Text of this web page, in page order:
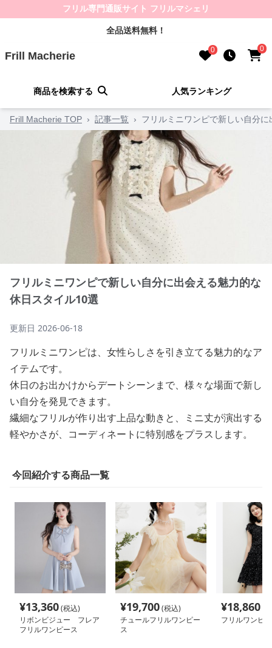
フリル専門通販サイト フリルマシェリ
全品送料無料！
Frill Macherie 0 0
商品を検索する 人気ランキング
Frill Macherie TOP › 記事一覧 › フリルミニワンピで新しい自分
フリルミニワンピで新しい自分に出会える魅力的な
休日スタイル10選
更新日 2026-06-18
フリルミニワンピは、女性らしさを引き立てる魅力的なア
イテムです。
休日のお出かけからデートシーンまで、様々な場面で新し
い自分を発見できます。
繊細なフリルが作り出す上品な動きと、ミニ丈が演出する
軽やかさが、コーディネートに特別感をプラスします。
今回紹介する商品一覧
¥13,360(税込)
リボンビジュー フレア
フリルワンピース
¥19,700(税込)
チュールフリルワンピー
ス
¥18,860
フリルワンピ